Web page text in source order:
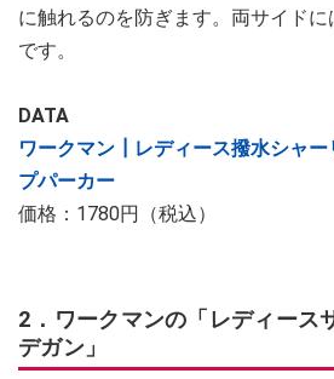
に触れるのを防ぎます。両サイド
です。
DATA
ワークマン┃レディース撥水シャー
プパーカー
価格：1780円（税込）
2．ワークマンの「レディース
デガン」